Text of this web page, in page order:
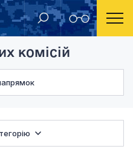
комісій
комісій